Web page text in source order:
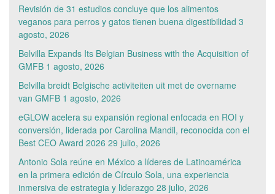
Revisión de 31 estudios concluye que los alimentos
veganos para perros y gatos tienen buena digestibilidad 3
agosto, 2026
Belvilla Expands Its Belgian Business with the Acquisition of
GMFB 1 agosto, 2026
Belvilla breidt Belgische activiteiten uit met de overname
van GMFB 1 agosto, 2026
eGLOW acelera su expansión regional enfocada en ROI y
conversión, liderada por Carolina Mandil, reconocida con el
Best CEO Award 2026 29 julio, 2026
Antonio Sola reúne en México a líderes de Latinoamérica
en la primera edición de Círculo Sola, una experiencia
inmersiva de estrategia y liderazgo 28 julio, 2026